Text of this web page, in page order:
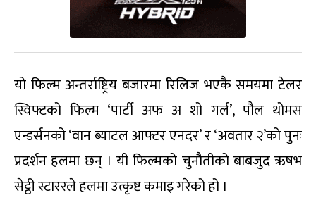
यो फिल्म अन्तर्राष्ट्रिय बजारमा रिलिज भएकै समयमा टेलर
स्विफ्टको फिल्म ‘पार्टी अफ अ शो गर्ल’, पौल थोमस
एन्डर्सनको ‘वान ब्याटल आफ्टर एनदर’ र ‘अवतार २’को पुनः
प्रदर्शन हलमा छन् । यी फिल्मको चुनौतीको बाबजुद ऋषभ
सेट्ठी स्टाररले हलमा उत्कृष्ट कमाइ गरेको हो ।